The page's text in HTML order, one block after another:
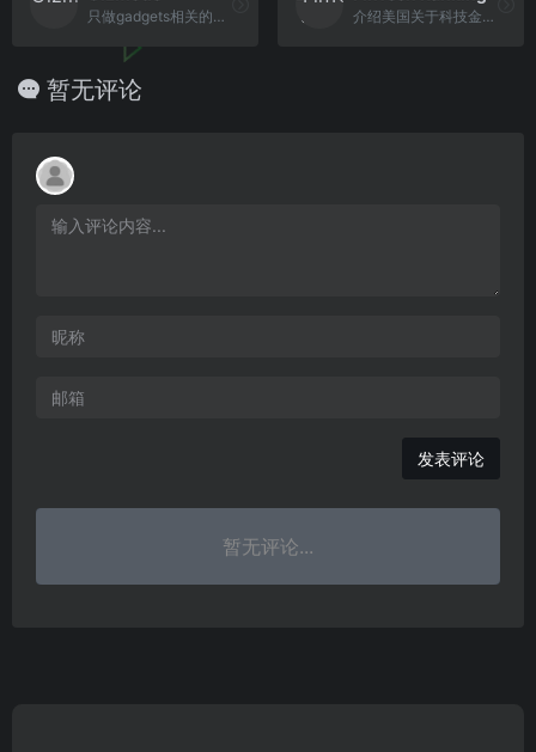
只做gadgets相关的新闻 介绍美国关于科技金融的最新消息
暂无评论
发表评论
暂无评论...